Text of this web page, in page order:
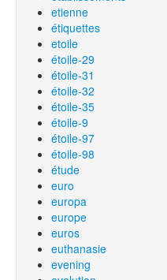
etienne
étiquettes
etoile
étoile-29
étoile-31
étoile-32
étoile-35
étoile-9
étoile-97
étoile-98
étude
euro
europa
europe
euros
euthanasie
evening